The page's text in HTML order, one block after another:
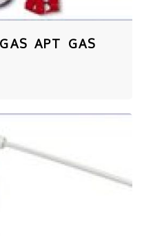
APT GAS